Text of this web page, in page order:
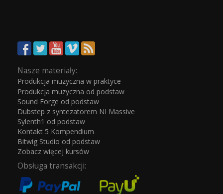
Nasze materiały:
Produkcja muzyczna w praktyce
Produkcja muzyczna od podstaw
Sound Forge od podstaw
Dubstep z syntezatorem NI Massive
Sylenth1 od podstaw
Kontakt 5 Kompendium
Bitwig Studio od podstaw
Zobacz więcej kursów
Obsługa transakcji: